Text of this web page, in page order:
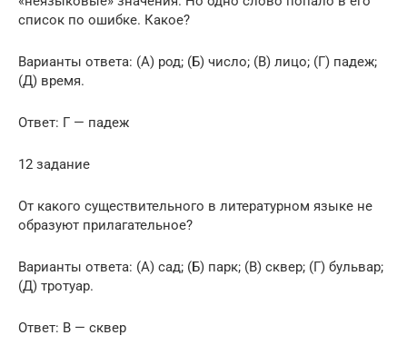
список по ошибке. Какое?
Варианты ответа: (А) род; (Б) число; (В) лицо; (Г) падеж;
(Д) время.
Ответ: Г — падеж
12 задание
От какого существительного в литературном языке не
образуют прилагательное?
Варианты ответа: (А) сад; (Б) парк; (В) сквер; (Г) бульвар;
(Д) тротуар.
Ответ: В — сквер